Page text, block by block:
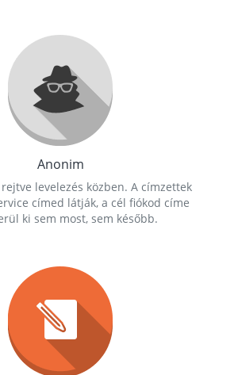
Anonim
levelezés közben. A címzettek
címed látják, a cél fiókod címe
ki sem most, sem később.